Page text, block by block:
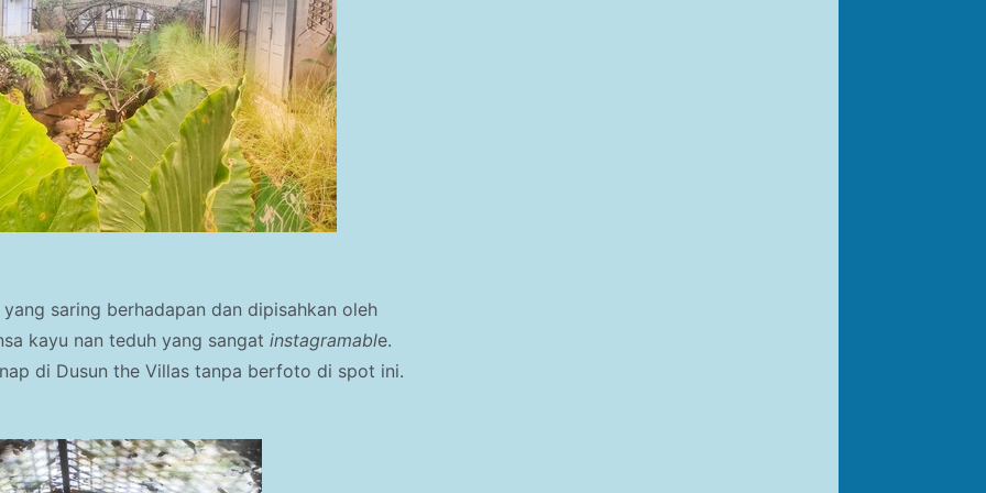
saring berhadapan dan dipisahkan oleh
kayu nan teduh yang sangat instagramable.
di Dusun the Villas tanpa berfoto di spot ini.